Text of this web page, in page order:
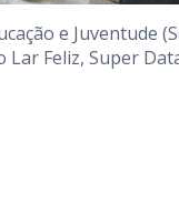
e Juventude
Lar Feliz, Super